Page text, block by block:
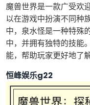
魔兽世界是一款广受欢
以在游戏中扮演不同种
中，泉水怪是一种特殊
中，并拥有独特的技能
能，帮助玩家更好地了
恒峰娱乐g22